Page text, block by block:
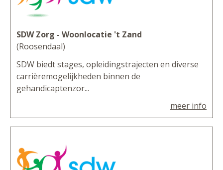
SDW Zorg - Woonlocatie 't Zand
(Roosendaal)
SDW biedt stages, opleidingstrajecten en diverse
carrièremogelijkheden binnen de
gehandicaptenzor...
meer info